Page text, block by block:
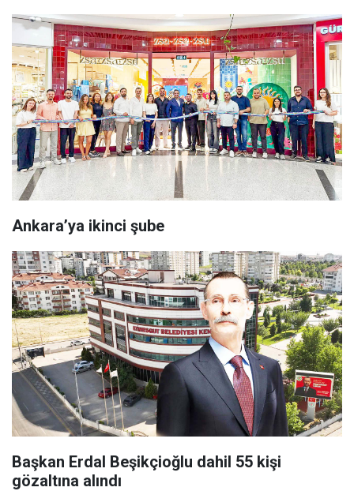
Ankara’ya ikinci şube
Başkan Erdal Beşikçioğlu dahil 55 kişi
gözaltına alındı